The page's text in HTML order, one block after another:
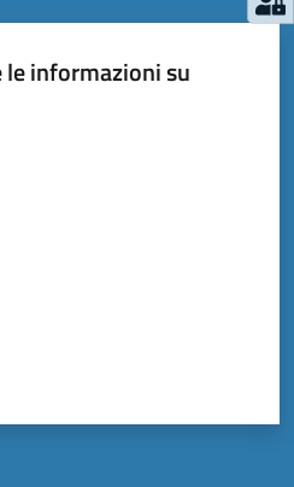
le informazioni su